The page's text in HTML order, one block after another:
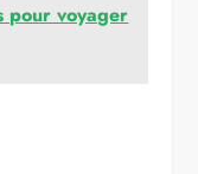
pour voyager